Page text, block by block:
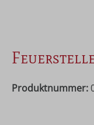
Produktnummer: